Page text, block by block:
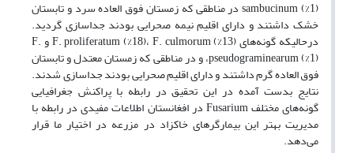
sambucinum (%1) در مناطقی که زمستان فوق العاده سرد و تابستان
خشک داشتند و دارای اقلیم نیمه صحرایی بودند جداسازی گردید.
درحالیکه گونه‌های F. proliferatum (%18)، F. culmorum (%13) و F.
pseudograminearum (%1)، و در مناطقی که زمستان معتدل و تابستان
فوق العاده گرم داشتند و دارای اقلیم صحرایی بودند جداسازی شدند.
نتایج بدست آمده در این تحقیق در رابطه با پراکنش جغرافیایی
گونه‌های مختلف Fusarium در افغانستان اطلاعات مفیدی در رابطه با
مدیریت بهتر این بیمارگرهای خاکزاد در مزرعه در اختیار ما قرار
می‌دهد.